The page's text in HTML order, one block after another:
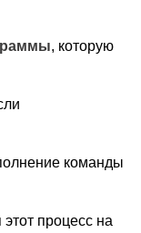
, которую
команды
процесс на